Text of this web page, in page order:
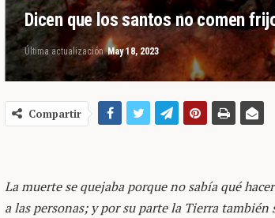
Dicen que los santos no comen
Última actualizaciónMay 18, 2023
Compartir
La muerte se quejaba porque no sabía qué
a las personas; y por su parte la Tierra